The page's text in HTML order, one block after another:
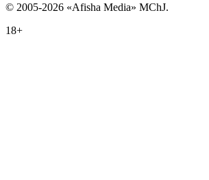
© 2005-2026 «Afisha Media» MChJ.
18+